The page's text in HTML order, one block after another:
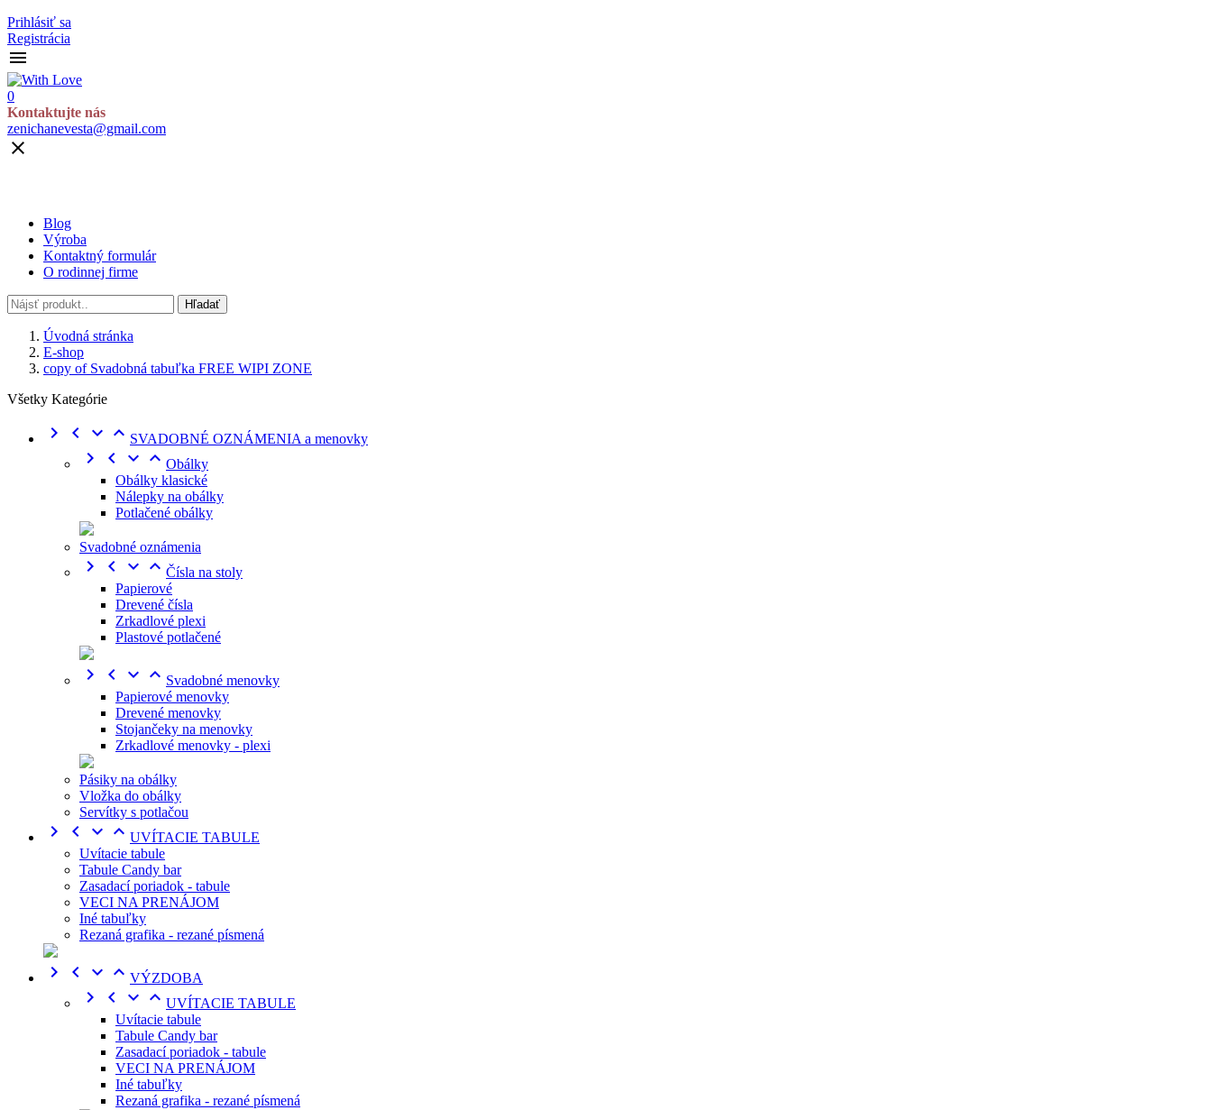
Prihlásiť sa
Registrácia

0
Kontaktujte nás
zenichanevesta@gmail.com

Blog
Výroba
Kontaktný formulár
O rodinnej firme
Hľadať
Úvodná stránka
E-shop
copy of Svadobná tabuľka FREE WIPI ZONE
Všetky Kategórie
    SVADOBNÉ OZNÁMENIA a menovky
    Obálky
Obálky klasické
Nálepky na obálky
Potlačené obálky
Svadobné oznámenia
    Čísla na stoly
Papierové
Drevené čísla
Zrkadlové plexi
Plastové potlačené
    Svadobné menovky
Papierové menovky
Drevené menovky
Stojančeky na menovky
Zrkadlové menovky - plexi
Pásiky na obálky
Vložka do obálky
Servítky s potlačou
    UVÍTACIE TABULE
Uvítacie tabule
Tabule Candy bar
Zasadací poriadok - tabule
VECI NA PRENÁJOM
Iné tabuľky
Rezaná grafika - rezané písmená
    VÝZDOBA
    UVÍTACIE TABULE
Uvítacie tabule
Tabule Candy bar
Zasadací poriadok - tabule
VECI NA PRENÁJOM
Iné tabuľky
Rezaná grafika - rezané písmená